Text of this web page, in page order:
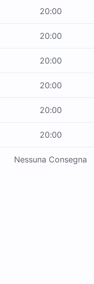
20:00
20:00
20:00
20:00
20:00
20:00
Nessuna Consegna